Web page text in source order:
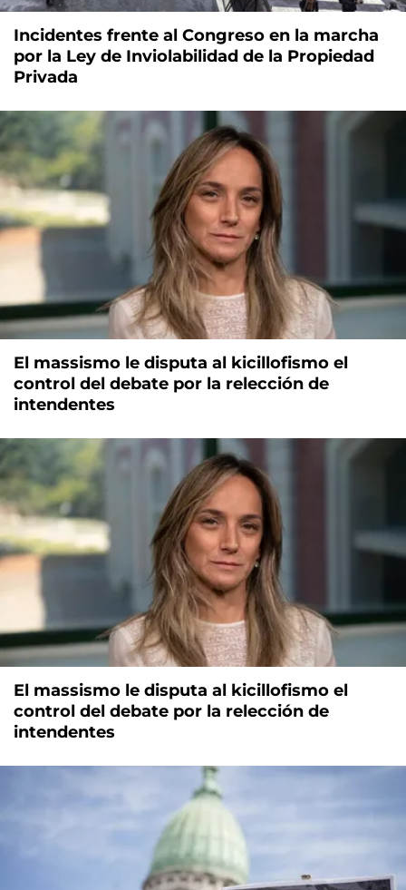
Incidentes frente al Congreso en la marcha
por la Ley de Inviolabilidad de la Propiedad
Privada
El massismo le disputa al kicillofismo el
control del debate por la relección de
intendentes
El massismo le disputa al kicillofismo el
control del debate por la relección de
intendentes